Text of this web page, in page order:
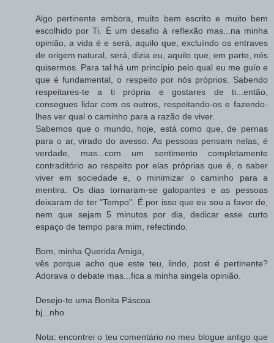
Algo pertinente embora, muito bem escrito e muito bem
escolhido por Ti. É um desafio à reflexão mas...na minha
opinião, a vida é e será, aquilo que, excluíndo os entraves
de origem natural, será, dizia eu, aquilo que, em parte, nós
quisermos. Para tal há um princípio pelo qual eu me guío e
que é fundamental, o respeito por nós próprios. Sabendo
respeitares-te a ti própria e gostares de ti...então,
consegues lidar com os outros, respeitando-os e fazendo-
lhes ver qual o caminho para a razão de viver.
Sabemos que o mundo, hoje, está como que, de pernas
para o ar, virado do avesso. As pessoas pensam nelas, é
verdade, mas...com um sentimento completamente
contraditório ao respeito por elas próprias que é, o saber
viver em sociedade e, o minimizar o caminho para a
mentira. Os dias tornaram-se galopantes e as pessoas
deixaram de ter "Tempo". É por isso que eu sou a favor de,
nem que sejam 5 minutos por dia, dedicar esse curto
espaço de tempo para mim, refectindo.
Bom, minha Querida Amiga,
vês porque acho que este teu, lindo, post é pertinente?
Adorava o debate mas...fica a minha singela opinião.
Desejo-te uma Bonita Páscoa
bj...nho
Nota: encontrei o teu comentário no meu blogue antigo que